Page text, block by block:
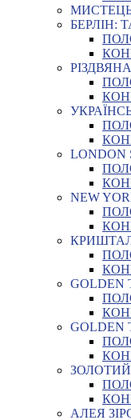
БЕРЛІН:
LONDON
NEW
GOLDEN
GOLDEN
АЛЕЯ